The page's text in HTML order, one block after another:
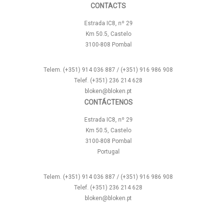
CONTACTS
Estrada IC8, nº 29
Km 50.5, Castelo
3100-808 Pombal
Telem. (+351) 914 036 887 / (+351) 916 986 908
Telef. (+351) 236 214 628
bloken@bloken.pt
CONTÁCTENOS
Estrada IC8, nº 29
Km 50.5, Castelo
3100-808 Pombal
Portugal
Telem. (+351) 914 036 887 / (+351) 916 986 908
Telef. (+351) 236 214 628
bloken@bloken.pt